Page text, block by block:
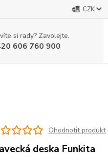
CZK
si rady? Zavolejte.
606 760 900
Ohodnotit produkt
deska Funkita